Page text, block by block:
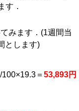
す．
みます．(1週間当
とします)
＝ 53,893円